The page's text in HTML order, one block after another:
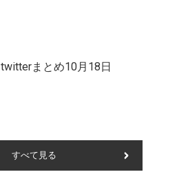
twitterまとめ10月18日
すべて見る